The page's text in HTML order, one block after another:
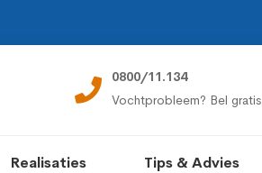
0800/11.134
Vochtprobleem? Bel gratis
Realisaties Tips & Advies